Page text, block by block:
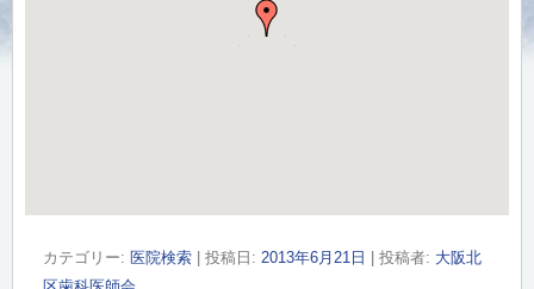
カテゴリー: 医院検索 | 投稿日: 2013年6月21日 投稿者: 大阪北